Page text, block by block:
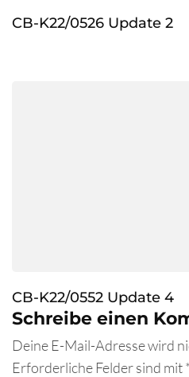
CB-K22/0526 Update 2
CB-K22/0552 Update 4
Schreibe einen
Deine E-Mail-Adresse wird
Erforderliche Felder sind mit*